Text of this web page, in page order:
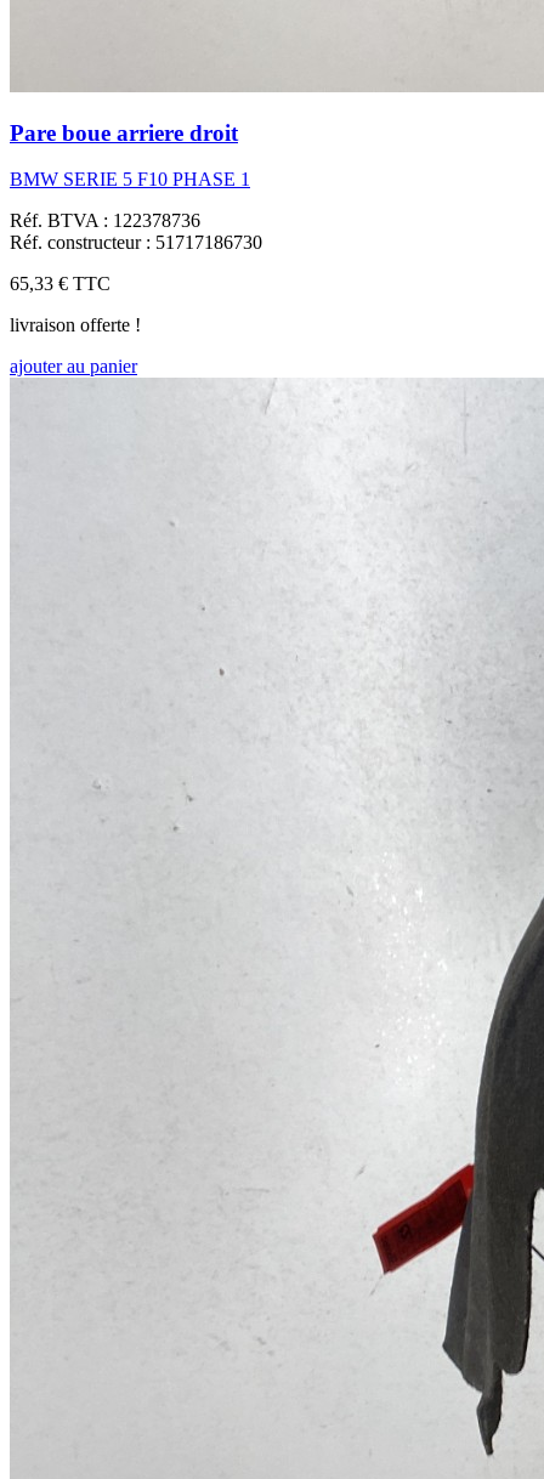
Pare boue arriere droit
BMW SERIE 5 F10 PHASE 1
Réf. BTVA : 122378736
Réf. constructeur : 51717186730
65,33 € TTC
livraison offerte !
ajouter au panier